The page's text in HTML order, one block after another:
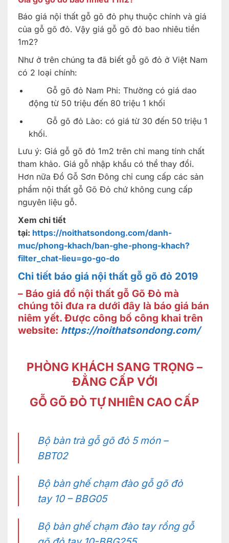
Báo giá nội thất gỗ gõ đỏ phụ thuộc chính và giá
của gỗ gõ đỏ. Vậy giá gỗ gõ đỏ bao nhiêu tiền
1m2?
Như ở trên chúng ta đã biết gỗ gõ đỏ ở Việt Nam
có 2 loại chính:
Gỗ gõ đỏ Nam Phi: Thường có giá dao
động từ 50 triệu đến 80 triệu 1 khối
Gỗ gõ đỏ Lào: có giá từ 30 đến 50 triệu 1
khối.
Lưu ý: Giá gỗ gõ đỏ 1m2 trên chỉ mang tính chất
tham khảo. Giá gỗ nhập khẩu có thể thay đổi.
Hơn nữa Đồ Gỗ Sơn Đông chỉ cung cấp các sản
phẩm nội thất gỗ Gõ Đỏ chứ không cung cấp
nguyên liệu gỗ.
Xem chi tiết
tại: https://noithatsondong.com/danh-
muc/phong-khach/ban-ghe-phong-khach?
filter_chat-lieu=go-go-do
Chi tiết báo giá nội thất gỗ gõ đỏ 2019
– Báo giá đồ nội thất gỗ Gõ Đỏ mà
chúng tôi đưa ra dưới đây là báo giá bán
niêm yết. Được công bố công khai trên
website: https://noithatsondong.com/
PHÒNG KHÁCH SANG TRỌNG –
ĐẲNG CẤP VỚI
GỖ GÕ ĐỎ TỰ NHIÊN CAO CẤP
Bộ bàn trà gỗ gõ đỏ 5 món –
BBT02
Bộ bàn ghế chạm đào gỗ gõ đỏ
tay 10 – BBG05
Bộ bàn ghế chạm đào tay rồng gỗ